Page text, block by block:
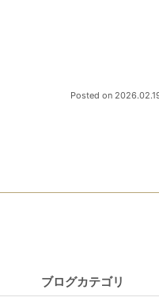
Posted on
ブログカテゴリ